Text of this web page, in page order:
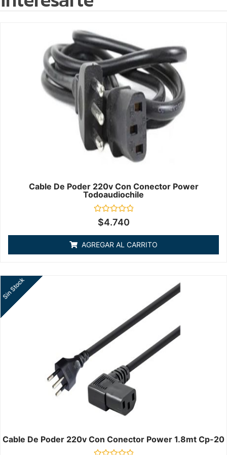
Cable De Poder 220v Con Conector Power
Todoaudiochile
Valorado
en
5
$4.740
AGREGAR AL CARRITO
Cable De Poder 220v Con Conector Power 1.8mt Cp-20
Sin Stock